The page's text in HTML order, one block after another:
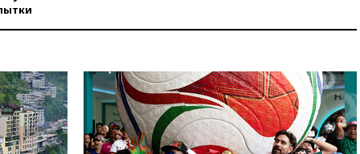
попытке попасть в Россию
вчера, 22:28Бессент
анонсировал скорое
соглашение о прекращении
огня США и Ирана